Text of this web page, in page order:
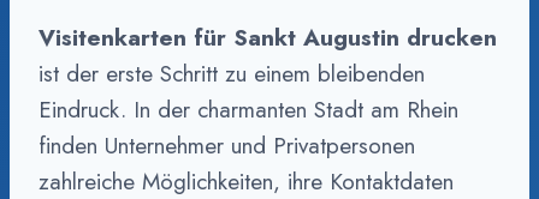
Visitenkarten für Sankt Augustin drucken
ist der erste Schritt zu einem bleibenden
Eindruck. In der charmanten Stadt am Rhein
finden Unternehmer und Privatpersonen
zahlreiche Möglichkeiten, ihre Kontaktdaten